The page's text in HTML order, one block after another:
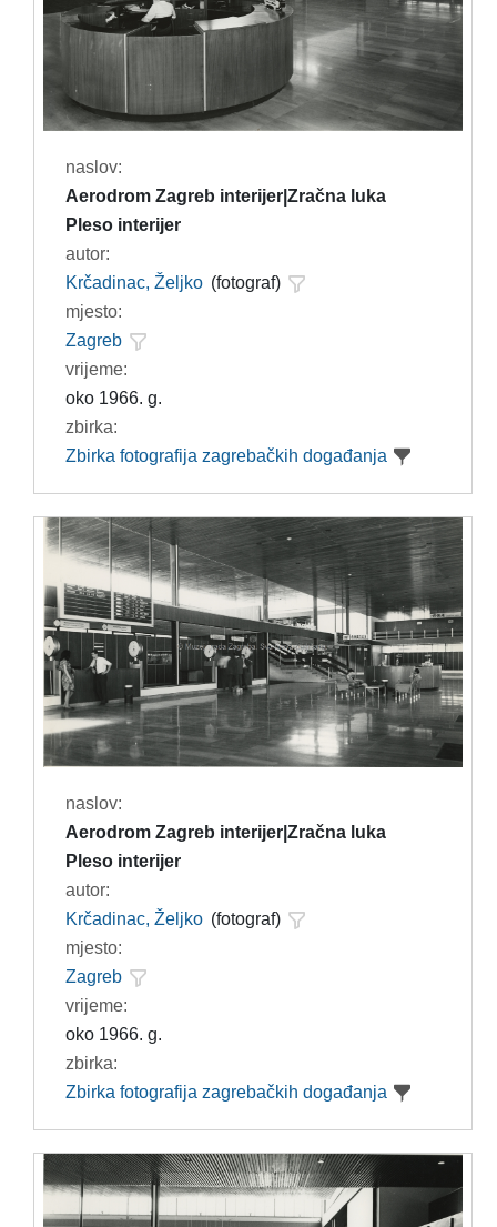
naslov:
Aerodrom Zagreb interijer|Zračna luka
Pleso interijer
autor:
Krčadinac, Željko (fotograf)
mjesto:
Zagreb
vrijeme:
oko 1966. g.
zbirka:
Zbirka fotografija zagrebačkih događanja
naslov:
Aerodrom Zagreb interijer|Zračna luka
Pleso interijer
autor:
Krčadinac, Željko (fotograf)
mjesto:
Zagreb
vrijeme:
oko 1966. g.
zbirka:
Zbirka fotografija zagrebačkih događanja